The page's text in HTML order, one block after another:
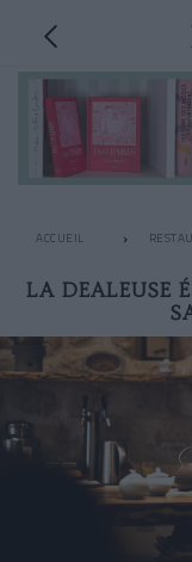
ACCUEIL
LA DEALEUSE